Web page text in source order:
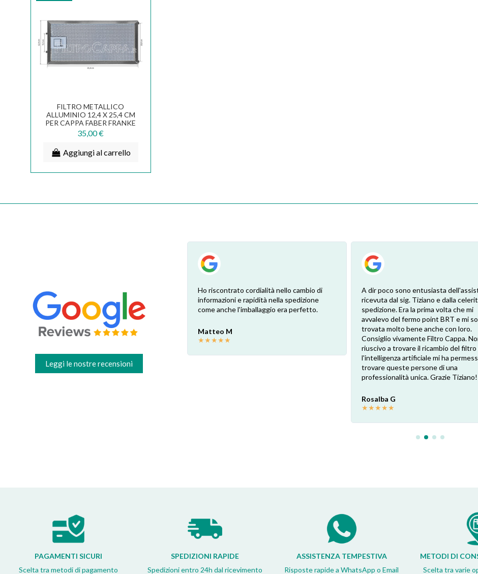
FILTRO METALLICO
ALLUMINIO 12,4 X 25,4 CM
PER CAPPA FABER FRANKE
SMEG IKEA 133.0377.820
35,00 €
Aggiungi al carrello
Leggi le nostre recensioni
Esperienza positiva! Il ricambio è
esattamente come ben indicato nel sito.
Consegna veloce e comoda, dopo la
sostituzione e una profonda pulizia ora la
cappa è come nuova! Grazie
★ ★
Ho riscontrato cordialità nello cambio di
informazioni e rapidità nella spedizione
come anche l'imballaggio era perfetto.
Matteo M
★★★★★
A dir poco sono entusiasta
ricevuta dal sig. Tiziano e dalla
spedizione. Era la prima volta che mi
avvalevo del fermo point BRT e mi
trovata molto bene anche con loro.
Consiglio vivamente Filtro Cappa.
riuscivo a trovare il ricambio del filtro
l'intelligenza artificiale mi ha
trovare queste persone di una
professionalità unica. Grazie Tiziano!
Rosalba G
★★★★★
PAGAMENTI SICURI
Scelta tra metodi di pagamento
SPEDIZIONI RAPIDE
Spedizioni entro 24h dal ricevimento
ASSISTENZA TEMPESTIVA
Risposte rapide a WhatsApp o Email
METODI DI
Scelta tra varie